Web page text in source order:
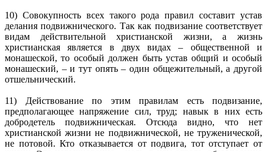
10) Совокупность всех такого рода правил составит устав
делания подвижнического. Так как подвизание соответствует
видам действительной христианской жизни, а жизнь
христианская является в двух видах – общественной и
монашеской, то особый должен быть устав общий и особый
монашеский, – и тут опять – один общежительный, а другой
отшельнический.
11) Действование по этим правилам есть подвизание,
предполагающее напряжение сил, труд; навык в них есть
добродетель подвижническая. Отсюда видно, что нет
христианской жизни не подвижнической, не труженической,
не потовой. Кто отказывается от подвига, тот отступает от